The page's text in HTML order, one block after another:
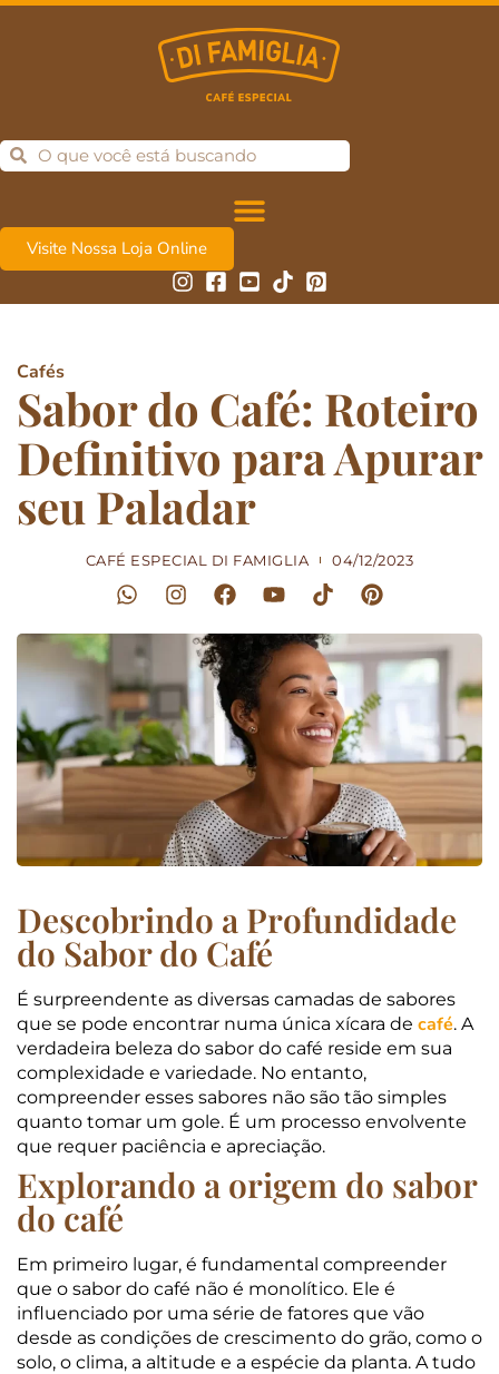
Visite Nossa Loja Online
Cafés
Sabor do Café: Roteiro
Definitivo para Apurar
seu Paladar
CAFÉ ESPECIAL DI FAMIGLIA 04/12/2023
Descobrindo a Profundidade
do Sabor do Café
É surpreendente as diversas camadas de sabores
que se pode encontrar numa única xícara de café. A
verdadeira beleza do sabor do café reside em sua
complexidade e variedade. No entanto,
compreender esses sabores não são tão simples
quanto tomar um gole. É um processo envolvente
que requer paciência e apreciação.
Explorando a origem do sabor
do café
Em primeiro lugar, é fundamental compreender
que o sabor do café não é monolítico. Ele é
influenciado por uma série de fatores que vão
desde as condições de crescimento do grão, como o
solo, o clima, a altitude e a espécie da planta. A tudo